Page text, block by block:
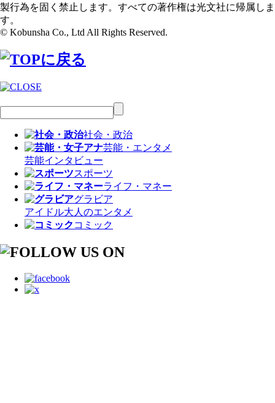
製行為を固く禁止します。すべての著作権は光文社に帰属しま
す。
© Kobunsha Co., Ltd All Rights Reserved.
社会・政治
芸能・エンタメ
芸能インタビュー
スポーツ
ライフ・マネー
グラビア
アイドル大人のエンタメ
コミック